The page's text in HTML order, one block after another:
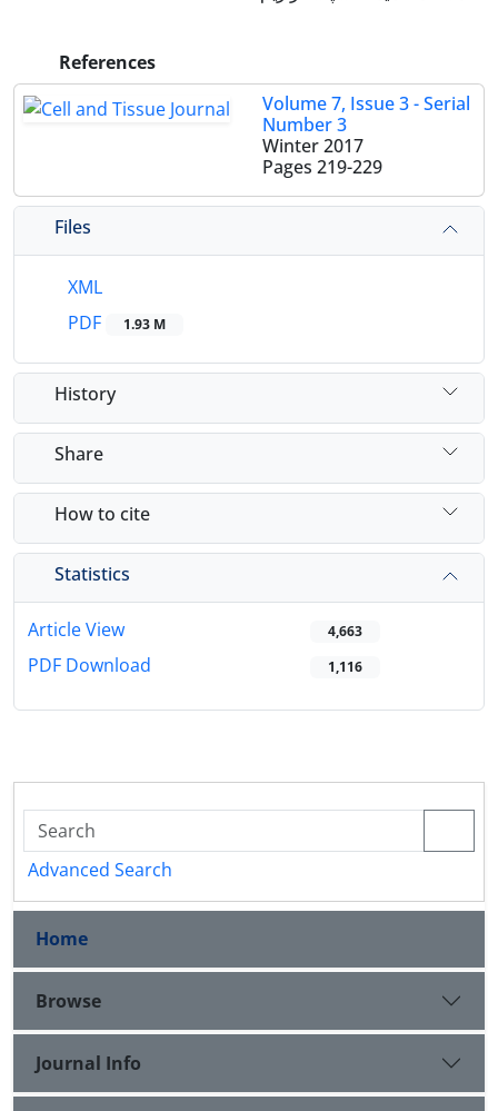
References
Volume 7, Issue 3 - Serial
Number 3
Winter 2017
Pages 219-229
Files
XML
PDF
1.93 M
History
Share
How to cite
Statistics
Article View 4,663
PDF Download 1,116
Advanced Search
Home
Browse
Journal Info